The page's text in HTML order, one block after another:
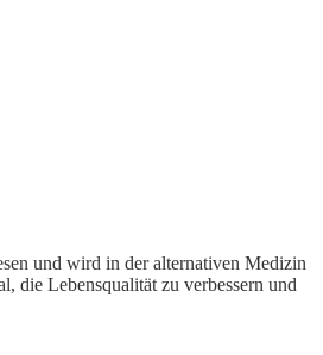
und wird in der alternativen Medizin
die Lebensqualität zu verbessern und